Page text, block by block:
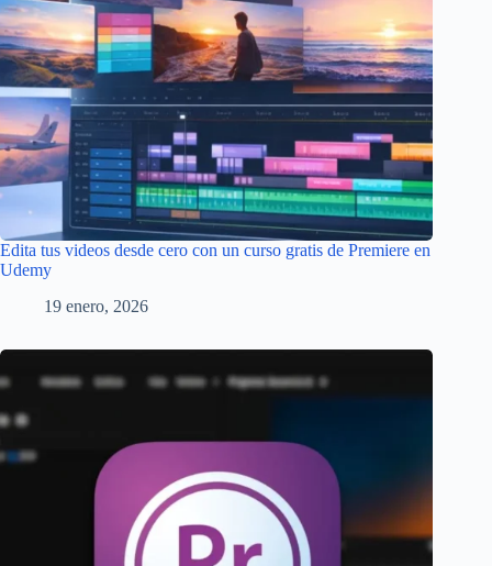
Edita tus videos desde cero con un curso gratis de Premiere en
Udemy
19 enero, 2026